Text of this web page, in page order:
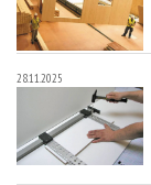
28.11.2025